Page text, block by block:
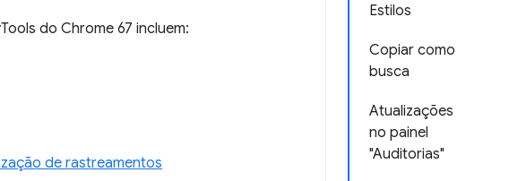
Estilos
Copiar como
busca
Atualizações
no painel
"Auditorias"
do Chrome 67 incluem:
de rastreamentos